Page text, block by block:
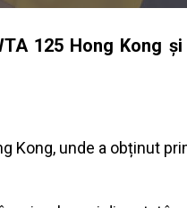
125 Hong Kong
Kong, unde a obținut